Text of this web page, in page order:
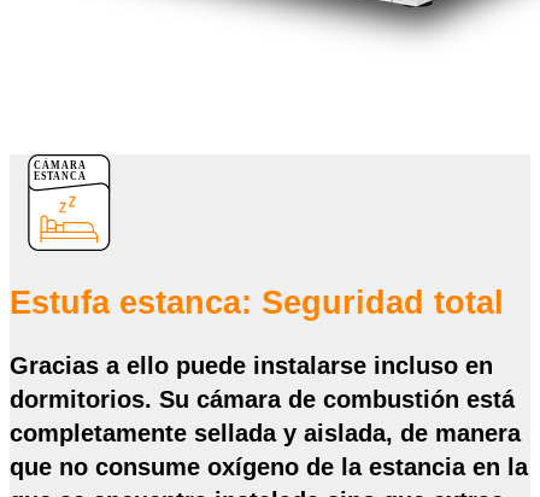
Estufa estanca: Seguridad total
Gracias a ello puede instalarse incluso en
dormitorios. Su cámara de combustión está
completamente sellada y aislada, de manera
que no consume oxígeno de la estancia en la